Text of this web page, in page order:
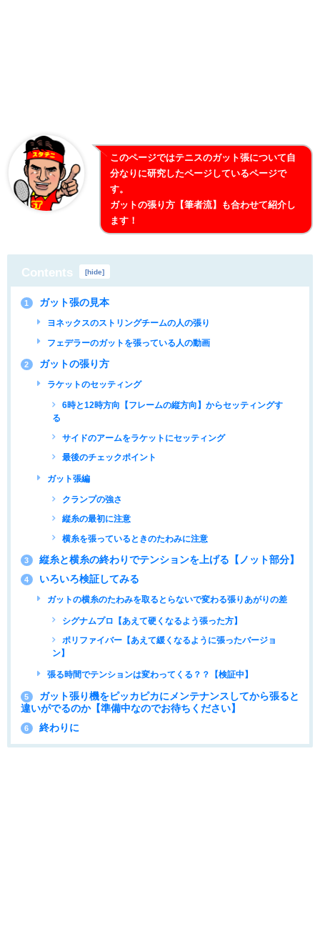
このページではテニスのガット張について自
分なりに研究したページしているページで
す。
ガットの張り方【筆者流】も合わせて紹介し
ます！
Contents [hide]
1 ガット張の見本
ヨネックスのストリングチームの人の張り
フェデラーのガットを張っている人の動画
2 ガットの張り方
ラケットのセッティング
6時と12時方向【フレームの縦方向】からセッティングす
る
サイドのアームをラケットにセッティング
最後のチェックポイント
ガット張編
クランプの強さ
縦糸の最初に注意
横糸を張っているときのたわみに注意
3 縦糸と横糸の終わりでテンションを上げる【ノット部分】
4 いろいろ検証してみる
ガットの横糸のたわみを取るとらないで変わる張りあがりの差
シグナムプロ【あえて硬くなるよう張った方】
ポリファイバー【あえて緩くなるように張ったバージョ
ン】
張る時間でテンションは変わってくる？？【検証中】
5
ガット張り機をピッカピカにメンテナンスしてから張ると
違いがでるのか【準備中なのでお待ちください】
6 終わりに